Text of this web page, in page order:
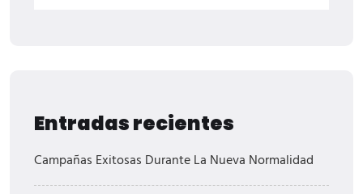
Entradas recientes
Campañas Exitosas Durante La Nueva Normalidad